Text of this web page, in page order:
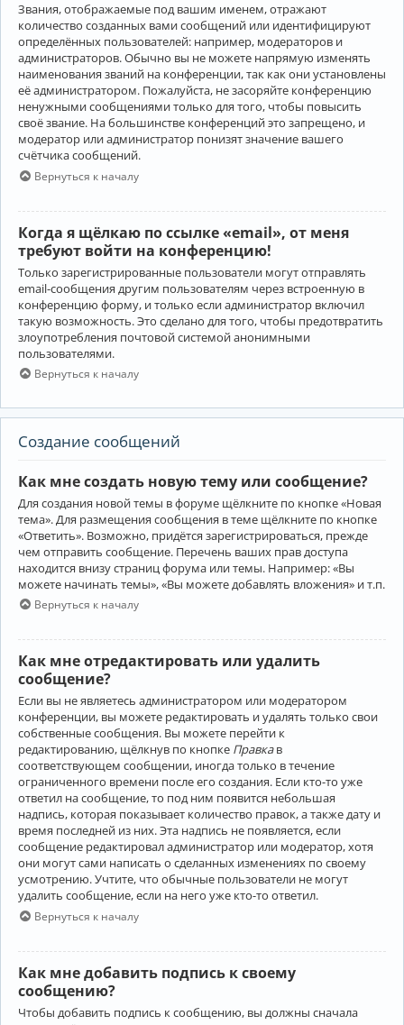
Звания, отображаемые под вашим именем, отражают
количество созданных вами сообщений или идентифицируют
определённых пользователей: например, модераторов и
администраторов. Обычно вы не можете напрямую изменять
наименования званий на конференции, так как они установлены
её администратором. Пожалуйста, не засоряйте конференцию
ненужными сообщениями только для того, чтобы повысить
своё звание. На большинстве конференций это запрещено, и
модератор или администратор понизят значение вашего
счётчика сообщений.
Вернуться к началу
Когда я щёлкаю по ссылке «email», от меня
требуют войти на конференцию!
Только зарегистрированные пользователи могут отправлять
email-сообщения другим пользователям через встроенную в
конференцию форму, и только если администратор включил
такую возможность. Это сделано для того, чтобы предотвратить
злоупотребления почтовой системой анонимными
пользователями.
Вернуться к началу
Создание сообщений
Как мне создать новую тему или сообщение?
Для создания новой темы в форуме щёлкните по кнопке «Новая
тема». Для размещения сообщения в теме щёлкните по кнопке
«Ответить». Возможно, придётся зарегистрироваться, прежде
чем отправить сообщение. Перечень ваших прав доступа
находится внизу страниц форума или темы. Например: «Вы
можете начинать темы», «Вы можете добавлять вложения» и т.п.
Вернуться к началу
Как мне отредактировать или удалить
сообщение?
Если вы не являетесь администратором или модератором
конференции, вы можете редактировать и удалять только свои
собственные сообщения. Вы можете перейти к
редактированию, щёлкнув по кнопке Правкав
соответствующем сообщении, иногда только в течение
ограниченного времени после его создания. Если кто-то уже
ответил на сообщение, то под ним появится небольшая
надпись, которая показывает количество правок, а также дату и
время последней из них. Эта надпись не появляется, если
сообщение редактировал администратор или модератор, хотя
они могут сами написать о сделанных изменениях по своему
усмотрению. Учтите, что обычные пользователи не могут
удалить сообщение, если на него уже кто-то ответил.
Вернуться к началу
Как мне добавить подпись к своему
сообщению?
Чтобы добавить подпись к сообщению, вы должны сначала